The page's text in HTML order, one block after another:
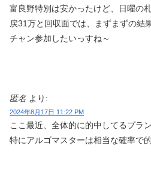
富良野特別は安かったけど、日曜の
戻31万と回収面では、まずまずの結
チャン参加したいっすね～
匿名 より:
2024年8月17日 11:22 PM
ここ最近、全体的に的中してるプラ
特にアルゴマスターは相当な確率で